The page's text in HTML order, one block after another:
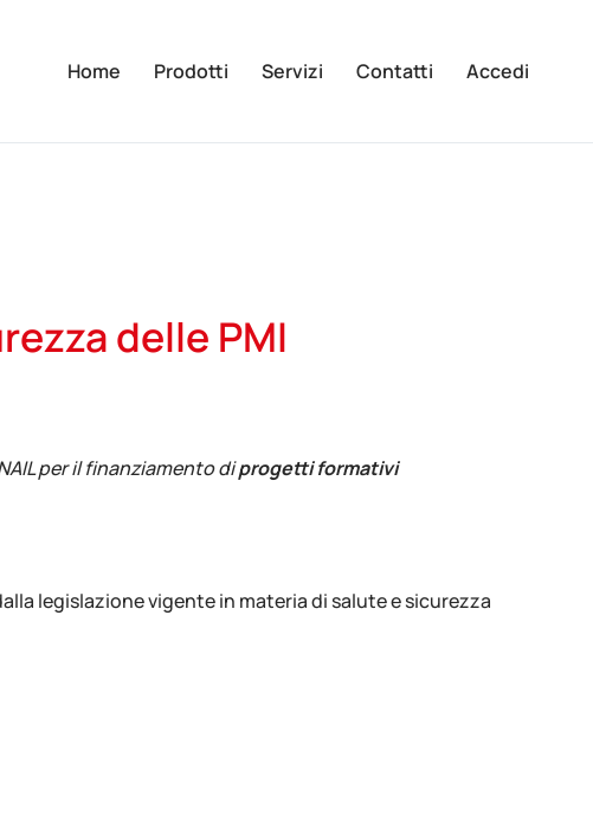
Home Prodotti Servizi Contatti Accedi
delle PMI
per il finanziamento diprogetti formativi
legislazione vigente in materia di salute e sicurezza